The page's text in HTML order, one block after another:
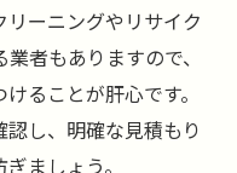
ーニングやリサイク
者もありますので、
ることが肝心です。
し、明確な見積もり
ましょう。